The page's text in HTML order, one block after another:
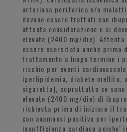
arteriosa periferica e/o
devono essere trattati con
attenta considerazione e si
elevate (2400 mg/die). Attenta
essere esercitata anche prima
trattamento a lungo termine i
rischio per eventi
iperlipidemia, diabete mellito,
sigaretta), soprattutto se sono
elevate (2400 mg/die) di
richiesta prima di iniziare il
con anamnesi positiva per
insufficienza cardiaca poiche'